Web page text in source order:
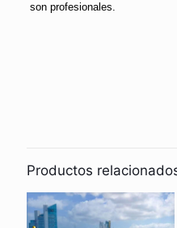
son profesionales.
Productos